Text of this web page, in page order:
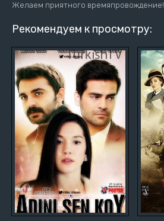
Желаем приятного времяпровождение!
Рекомендуем к просмотру: